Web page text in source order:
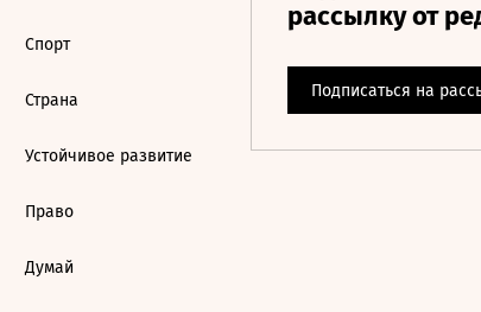
Спорт
Страна
Устойчивое развитие
Право
Думай